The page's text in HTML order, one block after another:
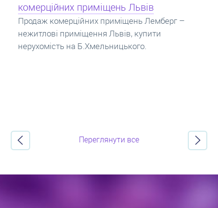
Іпотека на квартиру – кредит на житло під
заставу нерухомості. Купити в іпотеку – що
потрібно знати? Консультація від Експертів
про іпотечні кредити.
Переглянути все